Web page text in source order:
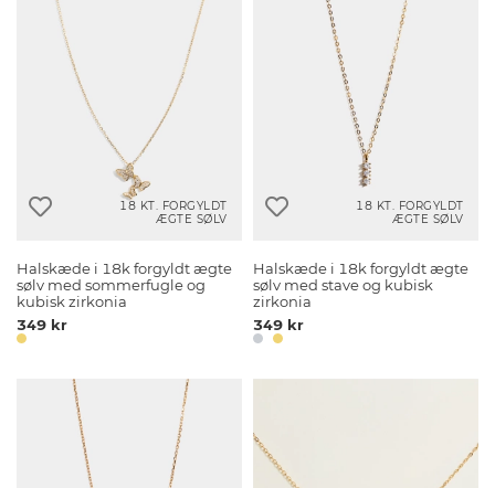
18 KT. FORGYLDT
ÆGTE SØLV
Halskæde i 18k forgyldt ægte
sølv med sommerfugle og
kubisk zirkonia
349 kr
18 KT. FORGYLDT
ÆGTE SØLV
Halskæde i 18k forgyldt ægte
sølv med stave og kubisk
zirkonia
349 kr